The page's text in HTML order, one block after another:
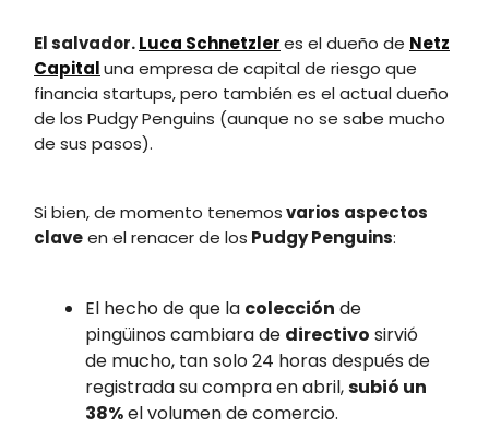
El salvador.Luca Schnetzleres el dueño de Netz
Capitaluna empresa de capital de riesgo que
financia startups, pero también es el actual dueño
de los Pudgy Penguins (aunque no se sabe mucho
de sus pasos).
Si bien, de momento tenemosvarios aspectos
claveen el renacer de los Pudgy Penguins:
El hecho de que la colección de
pingüinos cambiara de directivo sirvió
de mucho, tan solo 24 horas después de
registrada su compra en abril,subió un
38%el volumen de comercio.